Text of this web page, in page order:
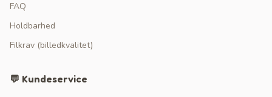
FAQ
Holdbarhed
Filkrav (billedkvalitet)
💬 Kundeservice